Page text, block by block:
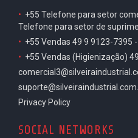
• +55 Telefone para setor
Telefone para setor de
• +55 Vendas 49 9 9123-7395
• +55 Vendas (Higienização)
Privacy Policy
SOCIAL NETWORKS